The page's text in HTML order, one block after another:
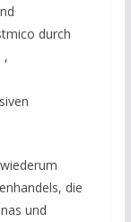
durch
,
die
und